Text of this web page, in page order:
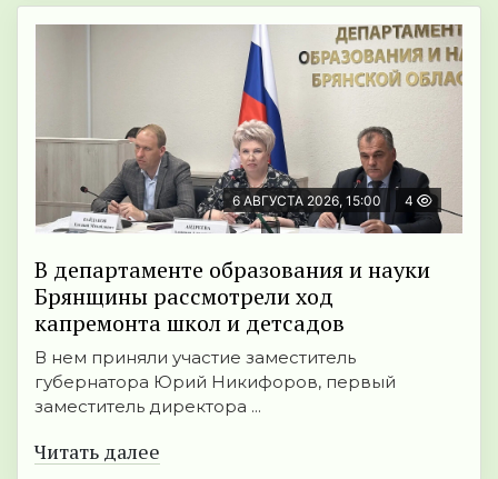
6 АВГУСТА 2026, 15:00 4
В департаменте образования и науки
Брянщины рассмотрели ход
капремонта школ и детсадов
В нем приняли участие заместитель
губернатора Юрий Никифоров, первый
заместитель директора ...
Читать далее